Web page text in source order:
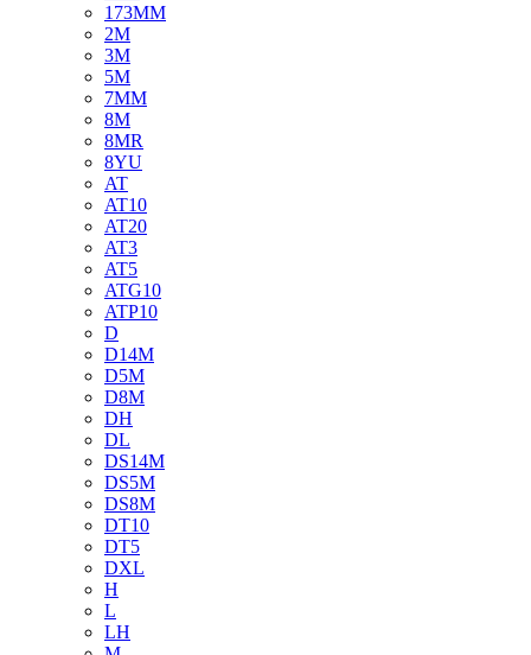
173MM
2M
3M
5M
7MM
8M
8MR
8YU
AT
AT10
AT20
AT3
AT5
ATG10
ATP10
D
D14M
D5M
D8M
DH
DL
DS14M
DS5M
DS8M
DT10
DT5
DXL
H
L
LH